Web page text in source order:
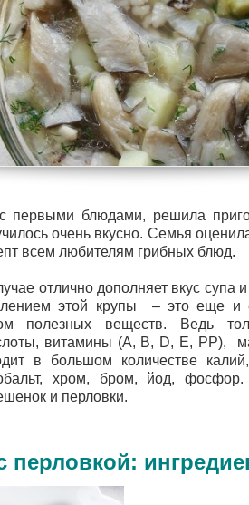
первыми блюдами, решила
очень вкусно. Семья
всем любителям грибных блюд.
отлично дополняет вкус супа
этой крупы – это еще и
полезных веществ. Ведь
витамины (А, В, D, Е, РР),
в большом количестве
хром, бром, йод,
и перловки.
перловкой: